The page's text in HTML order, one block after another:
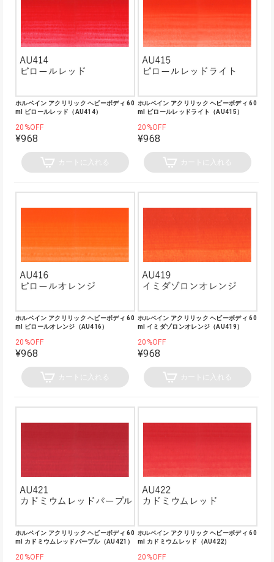
ホルベイン アクリリック ヘビーボディ 60
ml ピロールレッド（AU414）
20%OFF
¥968
カートに入れる
ホルベイン アクリリック ヘビーボディ 60
ml ピロールレッドライト（AU415）
20%OFF
¥968
カートに入れる
ホルベイン アクリリック ヘビーボディ 60
ml ピロールオレンジ（AU416）
20%OFF
¥968
カートに入れる
ホルベイン アクリリック ヘビーボディ 60
ml イミダゾロンオレンジ（AU419）
20%OFF
¥968
カートに入れる
ホルベイン アクリリック ヘビーボディ 60
ml カドミウムレッドパープル（AU421）
20%OFF
ホルベイン アクリリック ヘビーボディ 60
ml カドミウムレッド（AU422）
20%OFF